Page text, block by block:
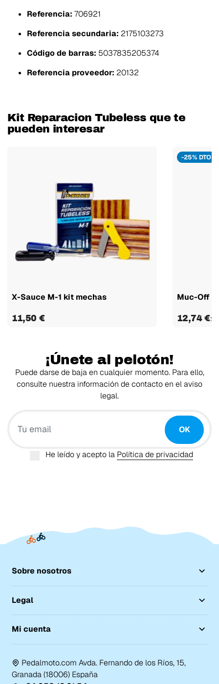
Referencia: 706921
Referencia secundaria: 2175103273
Código de barras: 5037835205374
Referencia proveedor: 20132
Kit Reparacion Tubeless que te
pueden interesar
X-Sauce M-1 kit mechas
11,50 €
-25% DTO
Muc-Off
12,74 €
¡Únete al pelotón!
Puede darse de baja en cualquier momento. Para ello,
consulte nuestra información de contacto en el aviso
legal.
OK
He leído y acepto la Política de privacidad
Sobre nosotros
Legal
Mi cuenta
Pedalmoto.com Avda. Fernando de los Ríos, 15,
Granada (18006) España